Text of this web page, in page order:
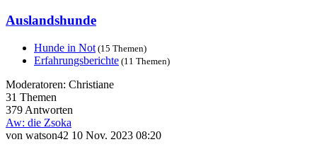
Auslandshunde
Hunde in Not (15 Themen)
Erfahrungsberichte (11 Themen)
Moderatoren: Christiane
31 Themen
379 Antworten
Aw: die Zsoka
von watson42 10 Nov. 2023 08:20